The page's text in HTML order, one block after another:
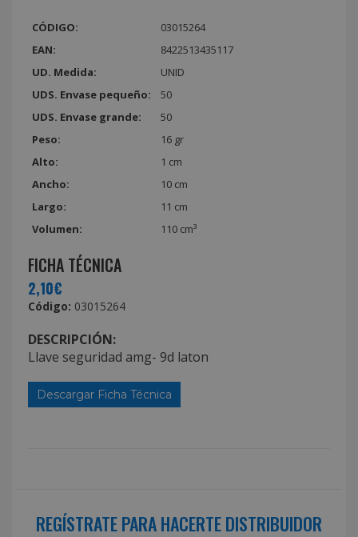
CÓDIGO:
03015264
EAN:
8422513435117
UD. Medida:
UNID
UDS. Envase pequeño:
50
UDS. Envase grande:
50
Peso:
16 gr
Alto:
1 cm
Ancho:
10 cm
Largo:
11 cm
Volumen:
110 cm³
FICHA TÉCNICA
2,10€
Código: 03015264
DESCRIPCIÓN:
Llave seguridad amg- 9d laton
Descargar Ficha Técnica
REGÍSTRATE PARA HACERTE DISTRIBUIDOR